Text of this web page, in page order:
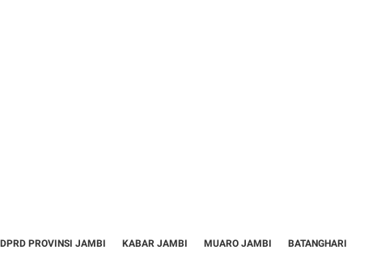
DPRD PROVINSI JAMBI KABAR JAMBI MUARO JAMBI BATANGHARI